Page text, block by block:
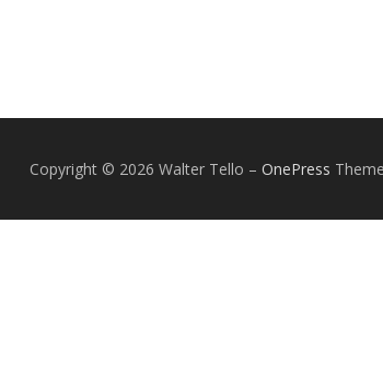
Copyright © 2026 Walter Tello – OnePress